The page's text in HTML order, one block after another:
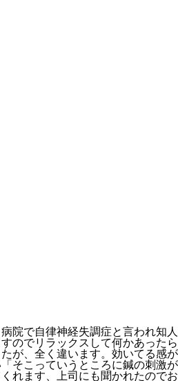
院で自律神経失調症と言われ知人
のでリラックスして何かあったら
が、全く違います。効いてる感が
そこっていうところに鍼の刺激が
れます、上司にも聞かれたのでお